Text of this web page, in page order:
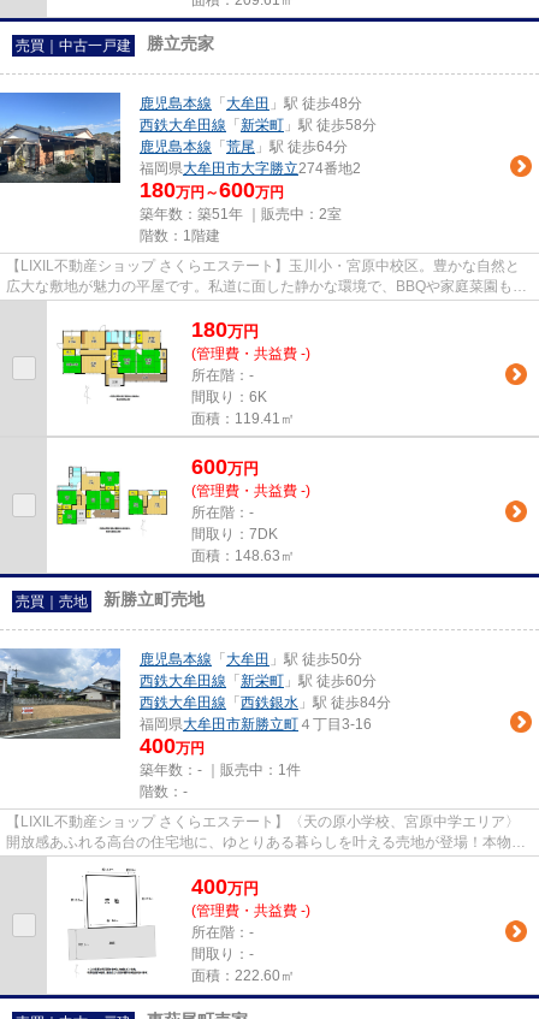
売買｜中古一戸建 勝立売家
鹿児島本線 「 大牟田 」駅 徒歩48分
西鉄大牟田線 「 新栄町 」駅 徒歩58分
鹿児島本線 「 荒尾 」駅 徒歩64分
福岡県大牟田市大字勝立274番地2
180万円～600万円
築年数：築51年 ｜販売中： 2室
階数：1階建
【LIXIL不動産ショップ さくらエステート】玉川小・宮原中校区。豊かな自然と
広大な敷地が魅力の平屋です。私道に面した静かな環境で、BBQや家庭菜園も思
180万円
(管理費・共益費 -)
所在階：-
間取り：6K
面積：119.41㎡
600万円
(管理費・共益費 -)
所在階：-
間取り：7DK
面積：148.63㎡
売買｜売地 新勝立町売地
鹿児島本線 「 大牟田 」駅 徒歩50分
西鉄大牟田線 「 新栄町 」駅 徒歩60分
西鉄大牟田線 「 西鉄銀水 」駅 徒歩84分
福岡県大牟田市新勝立町 ４丁目3-16
400万円
築年数：- ｜販売中： 1件
階数：-
【LIXIL不動産ショップ さくらエステート】〈天の原小学校、宮原中学エリア〉
開放感あふれる高台の住宅地に、ゆとりある暮らしを叶える売地が登場！本物件
400万円
(管理費・共益費 -)
所在階：-
間取り：-
面積：222.60㎡